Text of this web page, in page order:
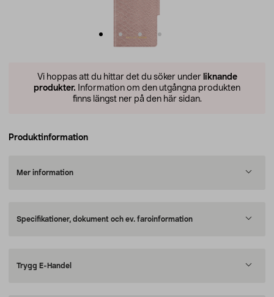
Vi hoppas att du hittar det du söker under liknande
produkter. Information om den utgångna produkten
finns längst ner på den här sidan.
Produktinformation
Mer information
Specifikationer, dokument och ev. faroinformation
Trygg E-Handel